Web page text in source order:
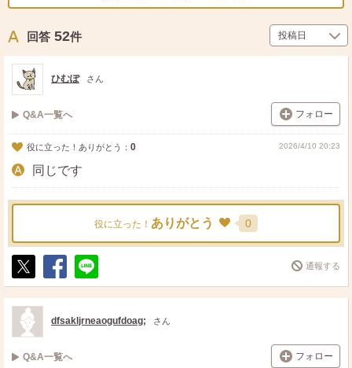
回答 52件
ひむぽ さん
Q&A一覧へ フォロー
役に立った！ありがとう： 0 2026/4/10 20:23
同じです
役に立った！ ありがとう 0
ポ
ス
ト
シ
ェ
送
る
通報する
dfsakljrneaogufdoag; さん
Q&A一覧へ フォロー